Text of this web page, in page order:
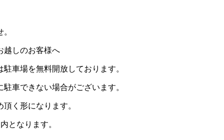
越しのお客様へ
車場を無料開放しております。
車できない場合がございます。
く形になります。
となります。